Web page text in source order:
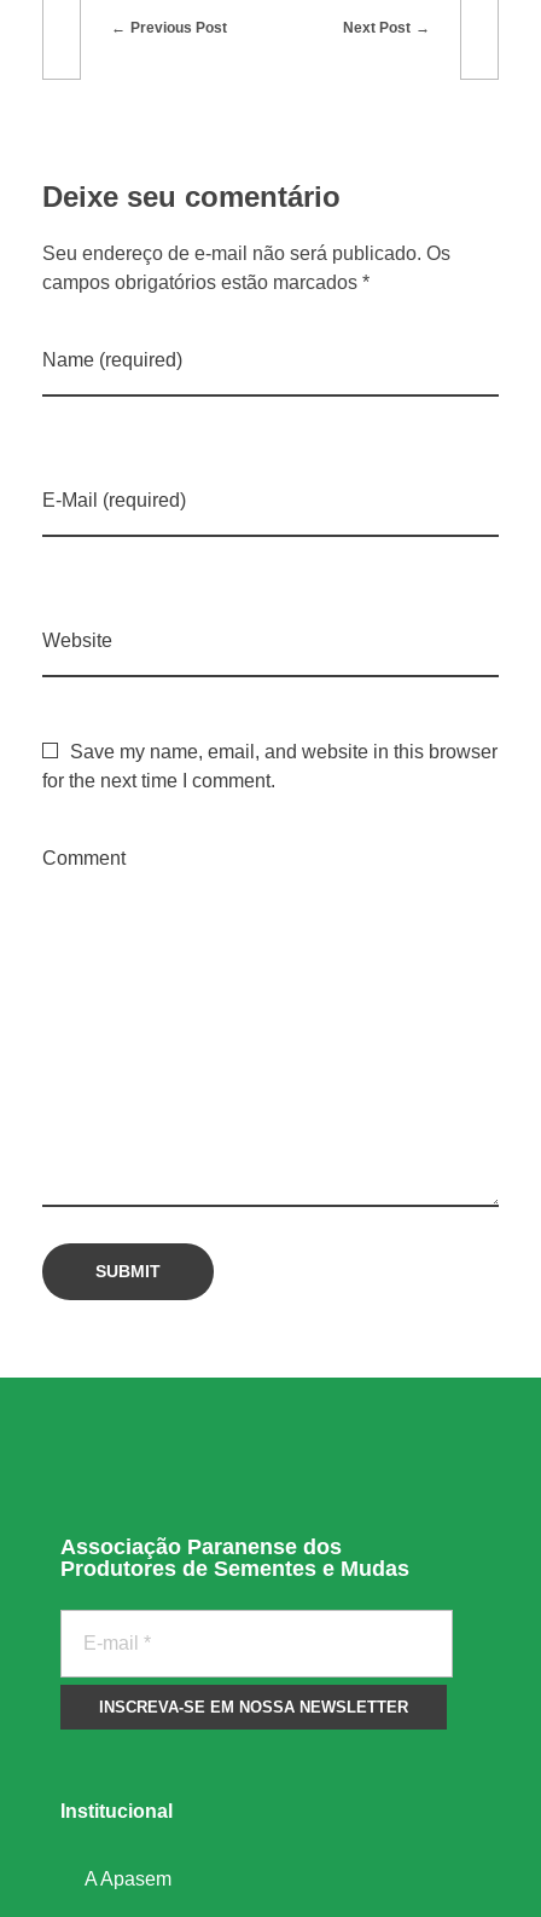
n
c
i
,
e
u
m
e
r
d
Previous Post Next Post
Deixe seu comentário
Seu endereço de e-mail não será publicado. Os
campos obrigatórios estão marcados *
Name (required)
E-Mail (required)
Website
Save my name, email, and website in this browser
for the next time I comment.
Comment
Associação Paranense dos
Produtores de Sementes e Mudas
Institucional
A Apasem